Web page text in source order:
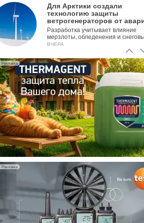
Для Арктики создали
технологию защиты
ветрогенераторов от
Разработка учитывает влияние
мерзлоты, обледенения и
ВЧЕРА
Гибридный тепловой
с одним общим
Исследователи предложили
конструкцию двухисточникового ...
ВЧЕРА
21-й ежегодный форум
«ЦОД-2026»
Мероприятие пройдет 2-3
отеле Radisson Slavyanskaya.
посетит более двух тысяч
ВЧЕРА
Китайская Shenling
линейку тепловых насосов
«воздух-вода» на R290
Серия ThermaX R290 All-In-One
включает три модели ...
4 АВГУСТА 2026
Реклама
Реклама